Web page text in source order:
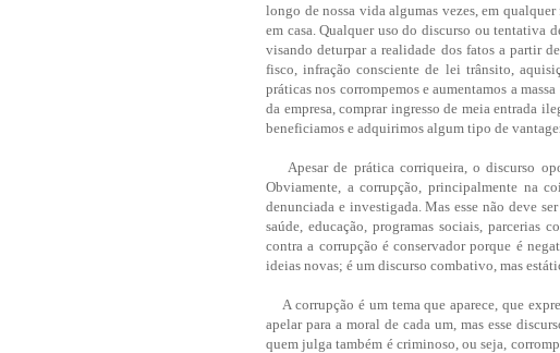
longo de nossa vida algumas vezes, em
em casa. Qualquer uso do discurso ou tentativa
visando deturpar a realidade dos fatos a partir
fisco, infração consciente de lei trânsito,
práticas nos corrompemos e aumentamos a
da empresa, comprar ingresso de meia entrada
beneficiamos e adquirimos algum tipo de
Apesar de prática corriqueira, o discurso
Obviamente, a corrupção, principalmente na
denunciada e investigada. Mas esse não deve
saúde, educação, programas sociais, parcerias
contra a corrupção é conservador porque é
ideias novas; é um discurso combativo, mas
A corrupção é um tema que aparece, que
apelar para a moral de cada um, mas esse
quem julga também é criminoso, ou seja,